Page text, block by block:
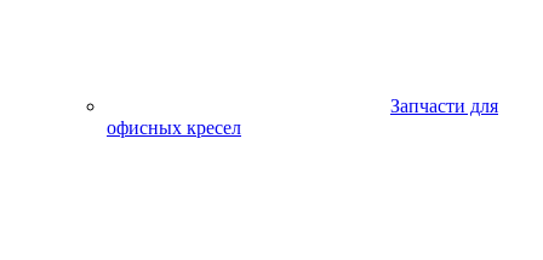
Запчасти для
офисных кресел